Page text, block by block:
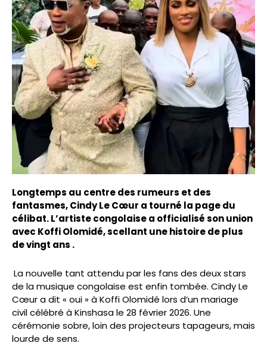
Longtemps au centre des rumeurs et des
fantasmes, Cindy Le Cœur a tourné la page du
célibat. L’artiste congolaise a officialisé son union
avec Koffi Olomidé, scellant une histoire de plus
de vingt ans .
La nouvelle tant attendu par les fans des deux stars
de la musique congolaise est enfin tombée. Cindy Le
Cœur a dit « oui » à Koffi Olomidé lors d’un mariage
civil célébré à Kinshasa le 28 février 2026. Une
cérémonie sobre, loin des projecteurs tapageurs, mais
lourde de sens.